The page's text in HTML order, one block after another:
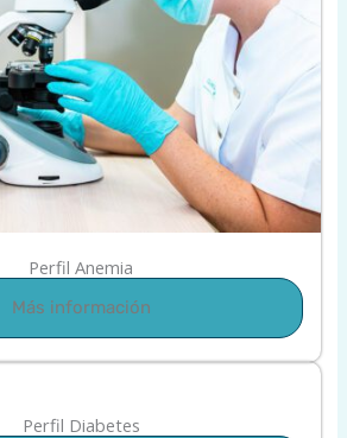
Perfil Anemia
Más información
Perfil Diabetes